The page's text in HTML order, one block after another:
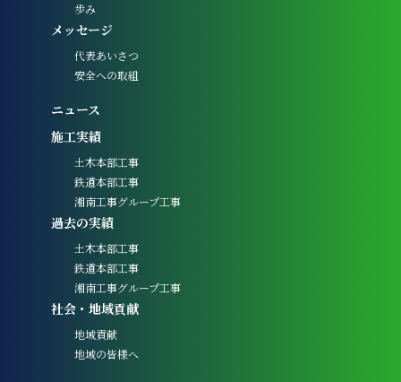
歩み
メッセージ
代表あいさつ
安全への取組
ニュース
施工実績
土木本部工事
鉄道本部工事
湘南工事グループ工事
過去の実績
土木本部工事
鉄道本部工事
湘南工事グループ工事
社会・地域貢献
地域貢献
地域の皆様へ